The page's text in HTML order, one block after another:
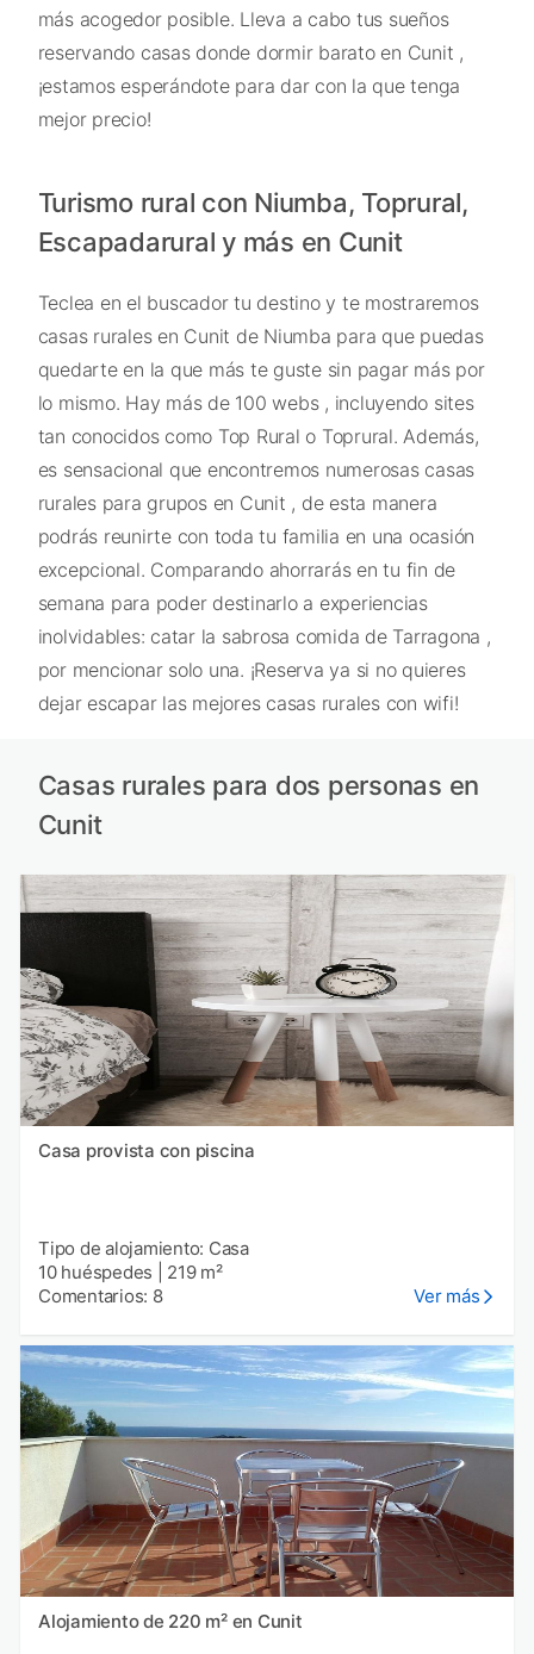
más acogedor posible. Lleva a cabo tus sueños
reservando casas donde dormir barato en Cunit ,
¡estamos esperándote para dar con la que tenga
mejor precio!
Turismo rural con Niumba, Toprural,
Escapadarural y más en Cunit
Teclea en el buscador tu destino y te mostraremos
casas rurales en Cunit de Niumba para que puedas
quedarte en la que más te guste sin pagar más por
lo mismo. Hay más de 100 webs , incluyendo sites
tan conocidos como Top Rural o Toprural. Además,
es sensacional que encontremos numerosas casas
rurales para grupos en Cunit , de esta manera
podrás reunirte con toda tu familia en una ocasión
excepcional. Comparando ahorrarás en tu fin de
semana para poder destinarlo a experiencias
inolvidables: catar la sabrosa comida de Tarragona ,
por mencionar solo una. ¡Reserva ya si no quieres
dejar escapar las mejores casas rurales con wifi!
Casas rurales para dos personas en
Cunit
Casa provista con piscina
Tipo de alojamiento: Casa
10 huéspedes
219 m²
Comentarios: 8
Ver más
Alojamiento de 220 m² en Cunit